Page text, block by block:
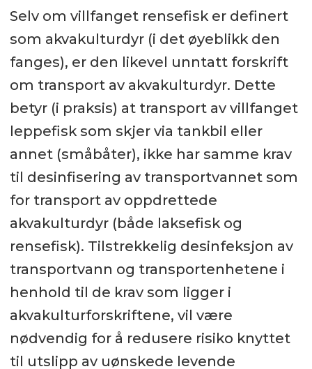
Selv om villfanget rensefisk er definert
som akvakulturdyr (i det øyeblikk den
fanges), er den likevel unntatt forskrift
om transport av akvakulturdyr. Dette
betyr (i praksis) at transport av villfanget
leppefisk som skjer via tankbil eller
annet (småbåter), ikke har samme krav
til desinfisering av transportvannet som
for transport av oppdrettede
akvakulturdyr (både laksefisk og
rensefisk). Tilstrekkelig desinfeksjon av
transportvann og transportenhetene i
henhold til de krav som ligger i
akvakulturforskriftene, vil være
nødvendig for å redusere risiko knyttet
til utslipp av uønskede levende